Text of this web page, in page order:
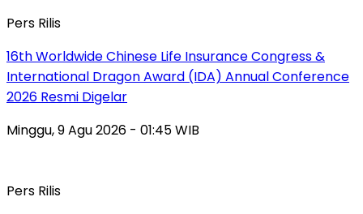
Pers Rilis
16th Worldwide Chinese Life Insurance Congress &
International Dragon Award (IDA) Annual Conference
2026 Resmi Digelar
Minggu, 9 Agu 2026 - 01:45 WIB
Pers Rilis